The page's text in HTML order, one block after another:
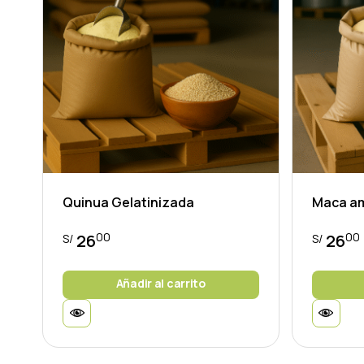
Quinua Gelatinizada
S/ 2600
Añadir al carrito
Maca
S/2600